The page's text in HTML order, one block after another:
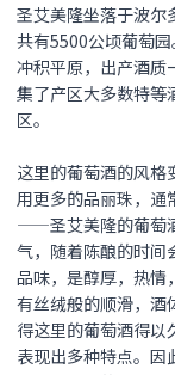
圣艾美隆坐落于波尔
共有5500公顷葡萄园
冲积平原，出产酒质
集了产区大多数特
区。
这里的葡萄酒的风格
用更多的品丽珠，通
——圣艾美隆的葡萄
气，随着陈酿的时间
品味，是醇厚，热情
有丝绒般的顺滑，酒
得这里的葡萄酒得以
表现出多种特点。因